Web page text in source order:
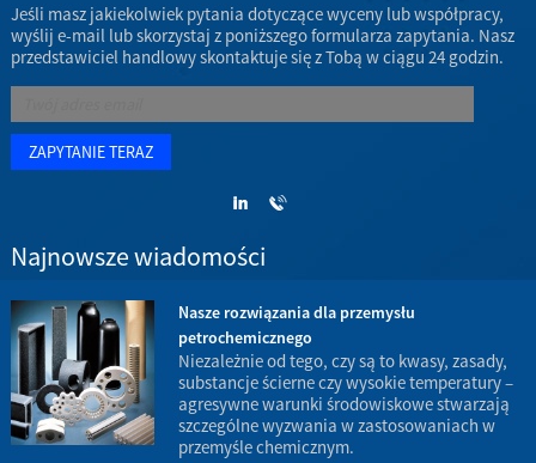
Jeśli masz jakiekolwiek pytania dotyczące wyceny lub współpracy,
wyślij e-mail lub skorzystaj z poniższego formularza zapytania. Nasz
przedstawiciel handlowy skontaktuje się z Tobą w ciągu 24 godzin.
Najnowsze wiadomości
Nasze rozwiązania dla przemysłu
petrochemicznego
Niezależnie od tego, czy są to kwasy, zasady,
substancje ścierne czy wysokie temperatury –
agresywne warunki środowiskowe stwarzają
szczególne wyzwania w zastosowaniach w
przemyśle chemicznym.